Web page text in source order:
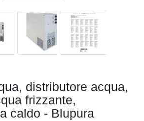
distributore acqua,
frizzante,
caldo - Blupura